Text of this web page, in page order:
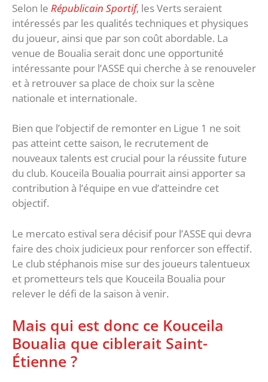
Selon le Républicain Sportif, les Verts seraient
intéressés par les qualités techniques et physiques
du joueur, ainsi que par son coût abordable. La
venue de Boualia serait donc une opportunité
intéressante pour l’ASSE qui cherche à se renouveler
et à retrouver sa place de choix sur la scène
nationale et internationale.
Bien que l’objectif de remonter en Ligue 1 ne soit
pas atteint cette saison, le recrutement de
nouveaux talents est crucial pour la réussite future
du club. Kouceila Boualia pourrait ainsi apporter sa
contribution à l’équipe en vue d’atteindre cet
objectif.
Le mercato estival sera décisif pour l’ASSE qui devra
faire des choix judicieux pour renforcer son effectif.
Le club stéphanois mise sur des joueurs talentueux
et prometteurs tels que Kouceila Boualia pour
relever le défi de la saison à venir.
Mais qui est donc ce Kouceila
Boualia que ciblerait Saint-
Étienne ?